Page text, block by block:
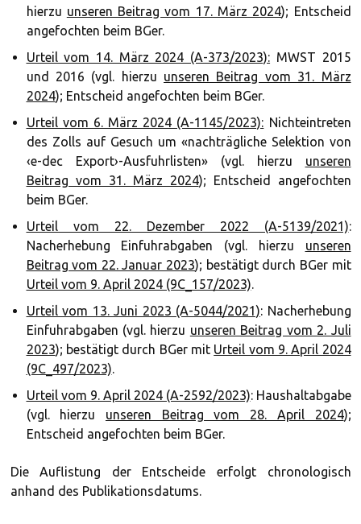
hierzu unseren Beitrag vom 17. März 2024); Entscheid
angefochten beim BGer.
Urteil vom 14. März 2024 (A-373/2023): MWST 2015
und 2016 (vgl. hierzu unseren Beitrag vom 31. März
2024); Entscheid angefochten beim BGer.
Urteil vom 6. März 2024 (A-1145/2023): Nichteintreten
des Zolls auf Gesuch um «nachträgliche Selektion von
‹e-dec Export›-Ausfuhrlisten» (vgl. hierzu unseren
Beitrag vom 31. März 2024); Entscheid angefochten
beim BGer.
Urteil vom 22. Dezember 2022 (A-5139/2021):
Nacherhebung Einfuhrabgaben (vgl. hierzu unseren
Beitrag vom 22. Januar 2023); bestätigt durch BGer mit
Urteil vom 9. April 2024 (9C_157/2023).
Urteil vom 13. Juni 2023 (A-5044/2021): Nacherhebung
Einfuhrabgaben (vgl. hierzu unseren Beitrag vom 2. Juli
2023); bestätigt durch BGer mit Urteil vom 9. April 2024
(9C_497/2023).
Urteil vom 9. April 2024 (A-2592/2023): Haushaltabgabe
(vgl. hierzu unseren Beitrag vom 28. April 2024);
Entscheid angefochten beim BGer.
Die Auflistung der Entscheide erfolgt chronologisch
anhand des Publikationsdatums.